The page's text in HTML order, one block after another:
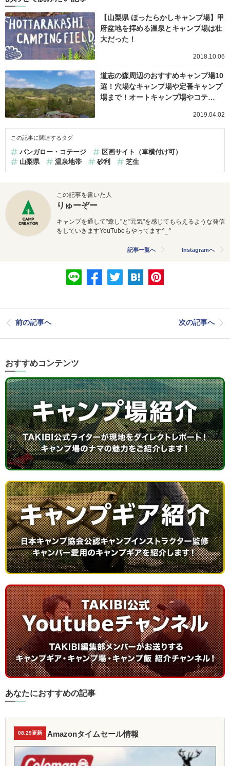
【山梨県 ほったらかしキャンプ場】甲
府盆地を拝める温泉とキャンプ場は壮
大だった！
2018.10.06
道志の森周辺のおすすめキャンプ場10
選！穴場なキャンプ場や定番キャンプ
場まで！オートキャンプ場やコテ…
2019.04.02
この記事に関連するタグ
バンガロー・コテージ
区画サイト（車横付け可）
山梨県
温泉地帯 砂利 芝生
この記事を書いた人
りゅーぞー
キャンプを通して"癒し"と"元気"を感じてもらえるような発信
をしていきますYouTubeもやってます^_^
記事一覧へ Instagramへ
前の記事へ 次の記事へ
おすすめコンテンツ
あなたにおすすめの記事
08.29更新 Amazonタイムセール情報